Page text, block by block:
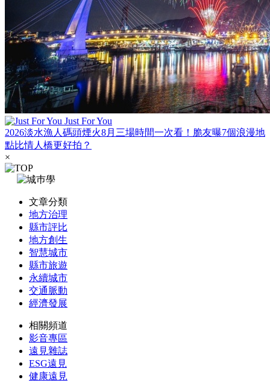
Just For You
2026淡水漁人碼頭煙火8月三場時間一次看！脆友曝7個浪漫地
點比情人橋更好拍？
×
文章分類
地方治理
縣市評比
地方創生
智慧城市
縣市旅遊
永續城市
交通脈動
經濟發展
相關頻道
影音專區
遠見雜誌
ESG遠見
健康遠見